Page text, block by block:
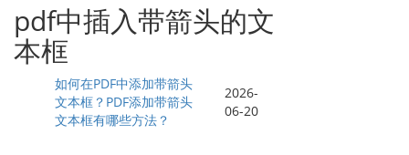
pdf中插入带箭头的文
本框
如何在PDF中添加带箭头
文本框？PDF添加带箭头
文本框有哪些方法？
2026-
06-20